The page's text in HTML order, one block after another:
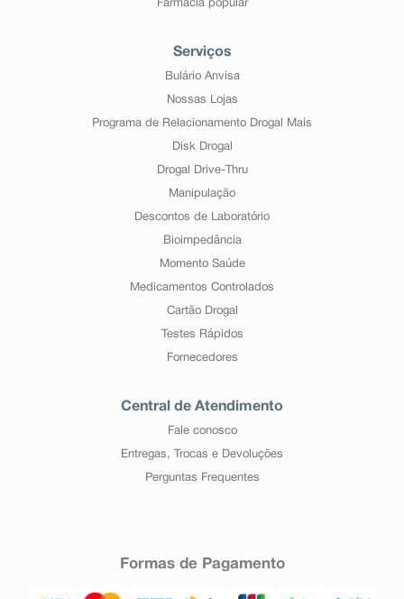
Farmácia popular
Serviços
Bulário Anvisa
Nossas Lojas
Programa de Relacionamento Drogal Mais
Disk Drogal
Drogal Drive-Thru
Manipulação
Descontos de Laboratório
Bioimpedância
Momento Saúde
Medicamentos Controlados
Cartão Drogal
Testes Rápidos
Fornecedores
Central de Atendimento
Fale conosco
Entregas, Trocas e Devoluções
Perguntas Frequentes
Formas de Pagamento